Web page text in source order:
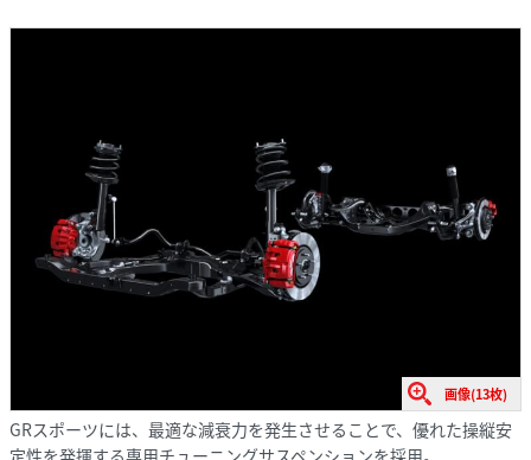
画像(13枚)
GRスポーツには、最適な減衰力を発生させることで、優れた操縦安